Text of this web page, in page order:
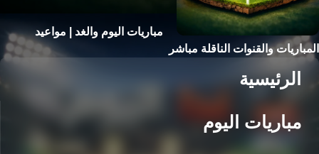
مباريات اليوم والغد | مواعيد
المباريات والقنوات الناقلة مباشر
الرئيسية
مباريات اليوم